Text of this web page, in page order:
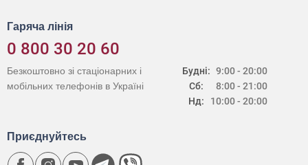
Гаряча лінія
0 800 30 20 60
Будні:
Сб:
Нд:
9:00 - 20:00
8:00 - 21:00
10:00 - 20:00
Безкоштовно зі стаціонарних і
мобільних телефонів в Україні
Приєднуйтесь